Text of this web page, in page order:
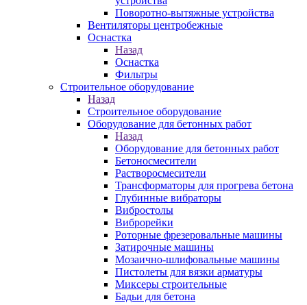
Поворотно-вытяжные устройства
Вентиляторы центробежные
Оснастка
Назад
Оснастка
Фильтры
Строительное оборудование
Назад
Строительное оборудование
Оборудование для бетонных работ
Назад
Оборудование для бетонных работ
Бетоносмесители
Растворосмесители
Трансформаторы для прогрева бетона
Глубинные вибраторы
Вибростолы
Виброрейки
Роторные фрезеровальные машины
Затирочные машины
Мозаично-шлифовальные машины
Пистолеты для вязки арматуры
Миксеры строительные
Бадьи для бетона